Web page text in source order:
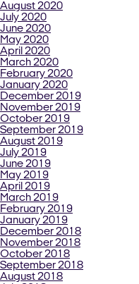
August 2020
July 2020
June 2020
May 2020
April 2020
March 2020
February 2020
January 2020
December 2019
November 2019
October 2019
September 2019
August 2019
July 2019
June 2019
May 2019
April 2019
March 2019
February 2019
January 2019
December 2018
November 2018
October 2018
September 2018
August 2018